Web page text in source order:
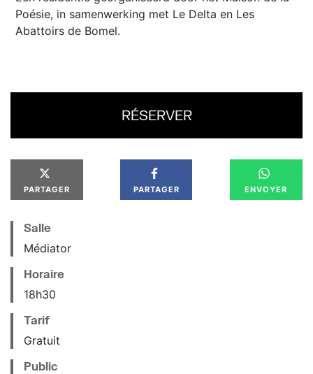
Poésie, in samenwerking met Le Delta en Les
Abattoirs de Bomel.
RÉSERVER
PARTAGER PARTAGER ENVOYER
Salle
Médiator
Horaire
18h30
Tarif
Gratuit
Public